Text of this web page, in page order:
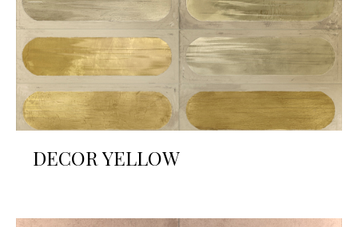
DECOR YELLOW